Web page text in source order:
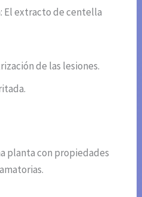
El extracto de centella
de las lesiones.
planta con propiedades